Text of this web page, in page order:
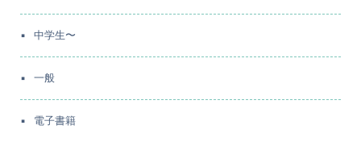
中学生〜
一般
電子書籍